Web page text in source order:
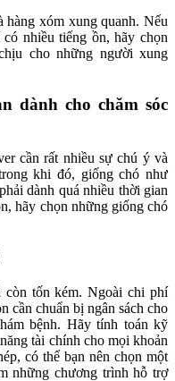
hàng xóm xung quanh. Nếu
nhiều tiếng ồn, hãy chọn
cho những người xung
dành cho chăm sóc
cần rất nhiều sự chú ý và
khi đó, giống chó như
dành quá nhiều thời gian
hãy chọn những giống chó
tốn kém. Ngoài chi phí
cần chuẩn bị ngân sách cho
bệnh. Hãy tính toán kỹ
tài chính cho mọi khoản
có thể bạn nên chọn một
những chương trình hỗ trợ